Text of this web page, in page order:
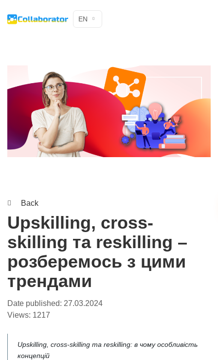
EN
Back
Upskilling, cross-
skilling та reskilling –
розберемось з цими
трендами
Date published: 27.03.2024
Views: 1217
Upskilling, cross-skilling та reskilling: в чому особливість
концепцій